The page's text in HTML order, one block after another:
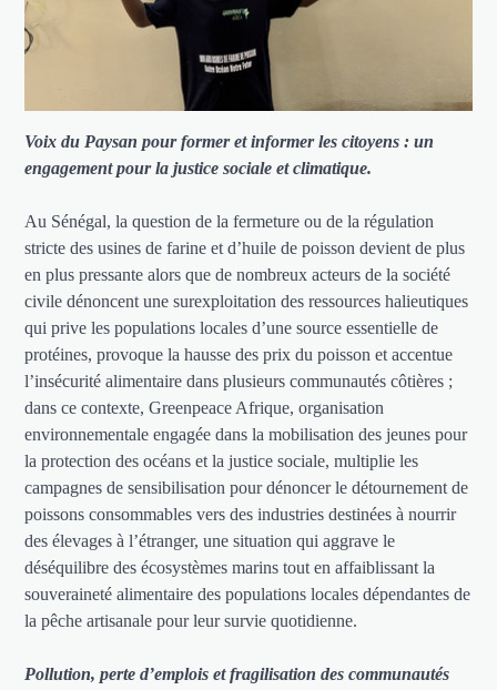
Voix du Paysan pour former et informer les citoyens : un
engagement pour la justice sociale et climatique.
Au Sénégal, la question de la fermeture ou de la régulation
stricte des usines de farine et d’huile de poisson devient de plus
en plus pressante alors que de nombreux acteurs de la société
civile dénoncent une surexploitation des ressources halieutiques
qui prive les populations locales d’une source essentielle de
protéines, provoque la hausse des prix du poisson et accentue
l’insécurité alimentaire dans plusieurs communautés côtières ;
dans ce contexte, Greenpeace Afrique, organisation
environnementale engagée dans la mobilisation des jeunes pour
la protection des océans et la justice sociale, multiplie les
campagnes de sensibilisation pour dénoncer le détournement de
poissons consommables vers des industries destinées à nourrir
des élevages à l’étranger, une situation qui aggrave le
déséquilibre des écosystèmes marins tout en affaiblissant la
souveraineté alimentaire des populations locales dépendantes de
la pêche artisanale pour leur survie quotidienne.
Pollution, perte d’emplois et fragilisation des communautés